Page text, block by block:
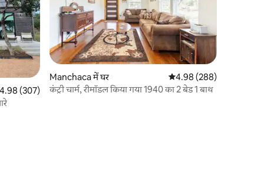
रेटिंग 5 में से 4.98, 307 समीक्षाएँ
4.98 (307)
Manchaca में घर औसत रेटिंग 5 में से 4.98,
4.98 (288)
कंट्री चार्म, रीमॉडल किया गया 1940 का 2 बेड 1 बाथ